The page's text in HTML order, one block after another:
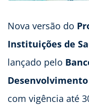
Nova versão do
Instituições de
lançado pelo
Desenvolvimento
com vigência até